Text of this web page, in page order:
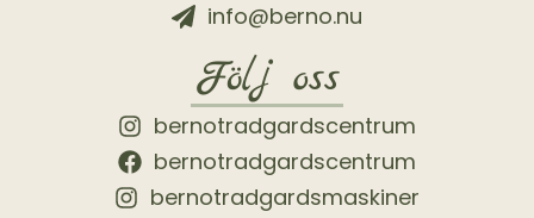
info@berno.nu
Följ oss
bernotradgardscentrum
bernotradgardscentrum
bernotradgardsmaskiner